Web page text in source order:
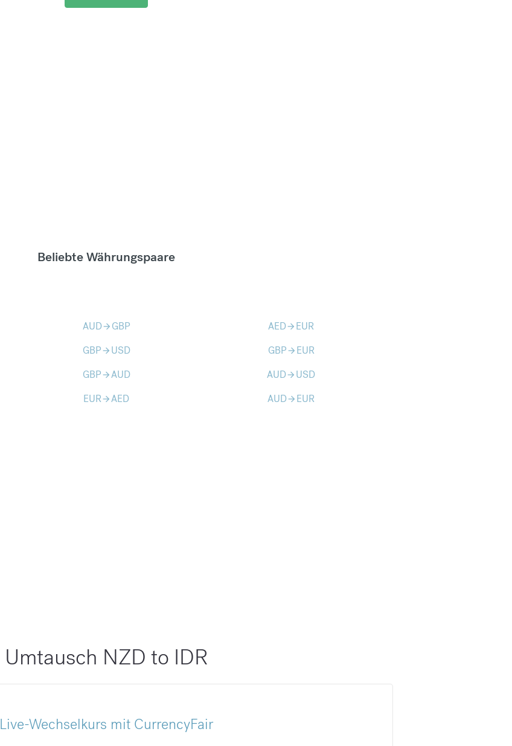
Beliebte Währungspaare
AUDarrow_forward GBP AEDarrow_forward EUR
GBParrow_forward USD GBParrow_forward EUR
GBParrow_forwardAUD AUDarrow_forward USD
EURarrow_forwardAED AUDarrow_forward EUR
Umtausch NZD to IDR
Live-Wechselkurs mit CurrencyFair